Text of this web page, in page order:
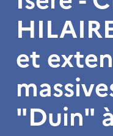
et
"Duin"